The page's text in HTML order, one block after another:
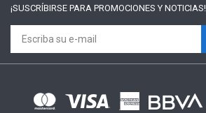
¡SUSCRÍBIRSE PARA PROMOCIONES Y NOTICIAS!